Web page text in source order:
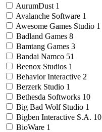
AurumDust 1
Avalanche Software 1
Awesome Games Studio 1
Badland Games 8
Bamtang Games 3
Bandai Namco 51
Beenox Studios 1
Behavior Interactive 2
Berzerk Studio 1
Bethesda Softworks 10
Big Bad Wolf Studio 1
Bigben Interactive S.A. 10
BioWare 1